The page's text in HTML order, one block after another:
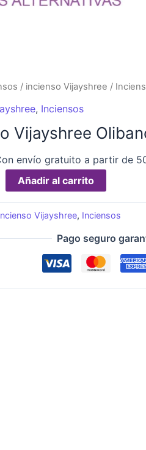
/ incienso Vijayshree /
, Inciensos
Vijayshree
envío gratuito a partir de
Añadir al carrito
Vijayshree, Inciensos
Pago seguro